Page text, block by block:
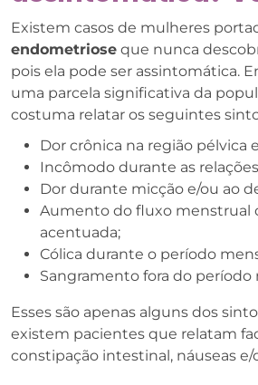
Existem casos de mulheres
endometriose que nunca
pois ela pode ser assintomática.
uma parcela significativa da
costuma relatar os seguintes
Dor crônica na região pélvica
Incômodo durante as
Dor durante micção e/ou ao
Aumento do fluxo menstrual
acentuada;
Cólica durante o período
Sangramento fora do período
Esses são apenas alguns dos
existem pacientes que relatam
constipação intestinal, náuseas